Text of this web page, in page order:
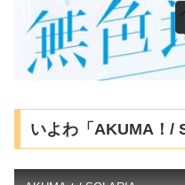
いよわ「AKUMA！/